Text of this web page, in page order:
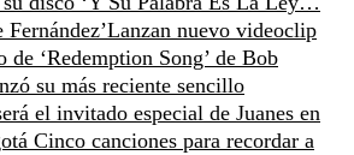
Lanzan nuevo videoclip
‘Redemption Song’ de Bob
su más reciente sencillo
el invitado especial de Juanes en
Cinco canciones para recordar a